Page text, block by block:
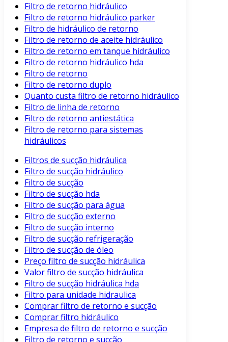
Filtro de retorno hidráulico
Filtro de retorno hidráulico parker
Filtro de hidráulico de retorno
Filtro de retorno de aceite hidráulico
Filtro de retorno em tanque hidráulico
Filtro de retorno hidráulico hda
Filtro de retorno
Filtro de retorno duplo
Quanto custa filtro de retorno hidráulico
Filtro de linha de retorno
Filtro de retorno antiestática
Filtro de retorno para sistemas
hidráulicos
Filtros de sucção hidráulica
Filtro de sucção hidráulico
Filtro de sucção
Filtro de sucção hda
Filtro de sucção para água
Filtro de sucção externo
Filtro de sucção interno
Filtro de sucção refrigeração
Filtro de sucção de óleo
Preço filtro de sucção hidráulica
Valor filtro de sucção hidráulica
Filtro de sucção hidráulica hda
Filtro para unidade hidraulica
Comprar filtro de retorno e sucção
Comprar filtro hidráulico
Empresa de filtro de retorno e sucção
Filtro de retorno e sucção